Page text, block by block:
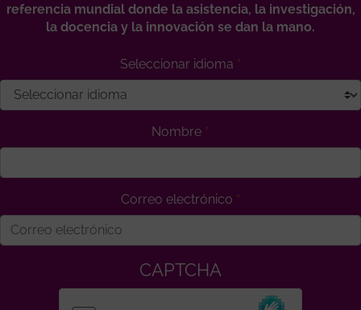
referencia mundial donde la asistencia, la investigación,
la docencia y la innovación se dan la mano.
Seleccionar idioma
Nombre
Correo electrónico
CAPTCHA